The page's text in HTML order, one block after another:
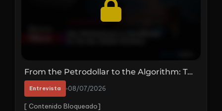
From the Petrodollar to the Algorithm: The End of the World Order | With Simon Dixon
Entrevista 08/07/2026
[ Contenido Bloqueado]